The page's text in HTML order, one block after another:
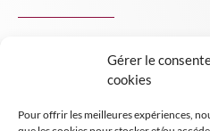
Gérer le
cookies
Pour offrir les meilleures expériences,
INSIGHT NPA